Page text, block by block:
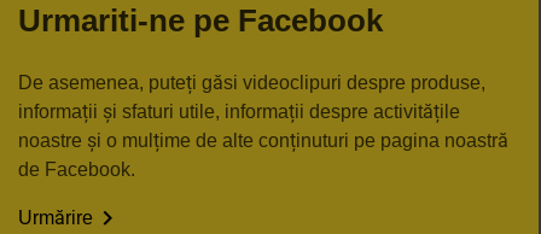
Urmariti-ne pe Facebook
De asemenea, puteți găsi videoclipuri despre produse,
informații și sfaturi utile, informații despre activitățile
noastre și o mulțime de alte conținuturi pe pagina noastră
de Facebook.
Urmărire 